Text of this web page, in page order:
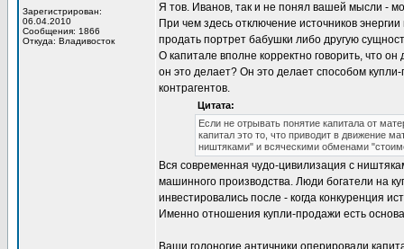
Зарегистрирован:
06.04.2010
Сообщения: 1866
Откуда: Владивосток
Я тов. Иванов, так и не понял вашей мысли -
При чем здесь отключение источников
продать портрет бабушки либо другую
О капитале вполне корректно говорить, что
он это делает? Он это делает способом
контрагентов.
Цитата:
Если не отрывать понятие капитала от
капитал это то, что приводит в движение
ништяками" и всяческими обменами
Вся современная чудо-цивилизация с
машинного производства. Люди богатели на
инвестировались после - когда конкуренция
Именно отношения купли-продажи есть
Ваши голоногие античники оперировали